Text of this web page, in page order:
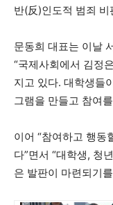
반(反)인도적 범죄
문동희 대표는 이날
“국제사회에서 김정
지고 있다. 대학생들
그램을 만들고 참여
이어 “참여하고 행동
다”면서 “대학생, 청
은 발판이 마련되기